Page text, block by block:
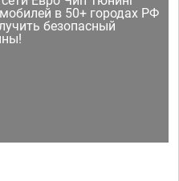
в 50+ городах РФ
безопасный